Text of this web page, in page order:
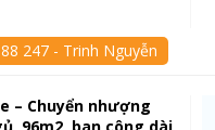
247 - Trinh Nguyễn
– Chuyển nhượng